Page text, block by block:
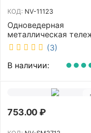
КОД: NV-11123
Одноведерная
металлическая
с отжимом и
под химию NV 23 л
11123
(3)
В наличии:
753.00₽